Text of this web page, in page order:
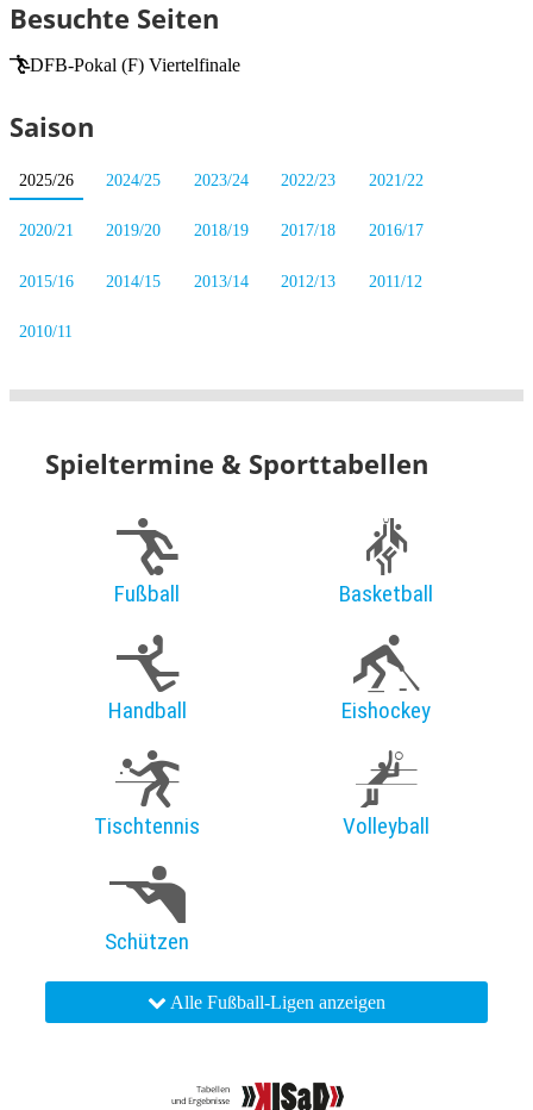
Besuchte Seiten
DFB-Pokal (F) Viertelfinale
Saison
2025/26 2024/25 2023/24 2022/23 2021/22
2020/21 2019/20 2018/19 2017/18 2016/17
2015/16 2014/15 2013/14 2012/13 2011/12
2010/11
Spieltermine & Sporttabellen
Fußball Basketball
Handball Eishockey
Tischtennis Volleyball
Schützen
Alle Fußball-Ligen anzeigen